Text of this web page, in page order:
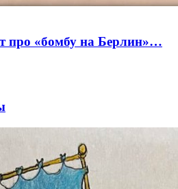
про «бомбу на Берлин»…